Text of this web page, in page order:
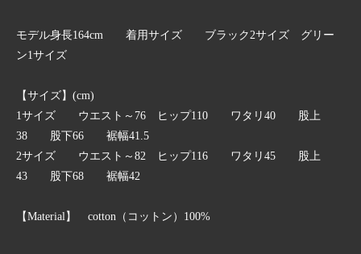
モデル身長164cm 着用サイズ ブラック2サイズ グリー
ン1サイズ
【サイズ】(cm)
1サイズ ウエスト～76 ヒップ110 ワタリ40 股上
38 股下66 裾幅41.5
2サイズ ウエスト～82 ヒップ116 ワタリ45 股上
43 股下68 裾幅42
【Material】 cotton（コットン）100%